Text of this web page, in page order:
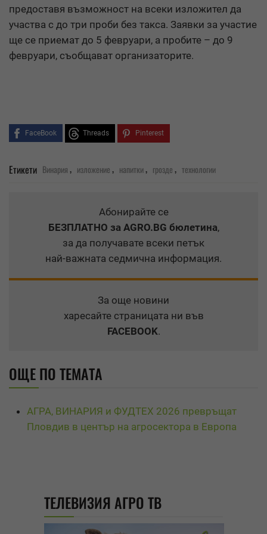
предоставя възможност на всеки изложител да
участва с до три проби без такса. Заявки за участие
ще се приемат до 5 февруари, а пробите – до 9
февруари, съобщават организаторите.
FaceBook Threads Pinterest
Етикети Винария, изложение, напитки, грозде, технологии
Абонирайте се
БЕЗПЛАТНО за AGRO.BG бюлетина,
за да получавате всеки петък
най-важната седмична информация.
За още новини
харесайте страницата ни във
FACEBOOK.
ОЩЕ ПО ТЕМАТА
АГРА, ВИНАРИЯ и ФУДТЕХ 2026 превръщат
Пловдив в център на агросектора в Европа
ТЕЛЕВИЗИЯ АГРО ТВ